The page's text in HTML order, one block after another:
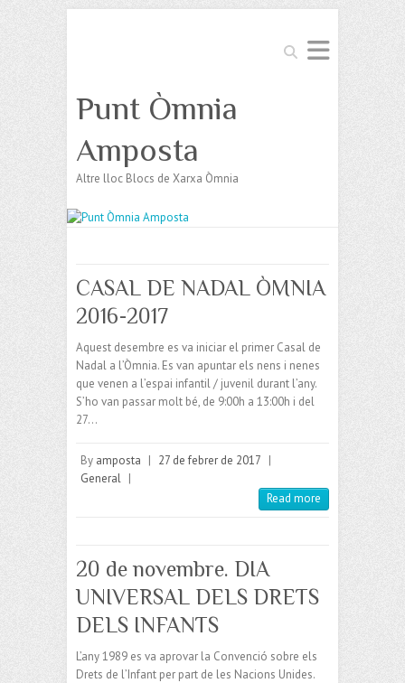
Search
Punt Òmnia
Amposta
Altre lloc Blocs de Xarxa Òmnia
CASAL DE NADAL ÒMNIA
2016-2017
Aquest desembre es va iniciar el primer Casal de
Nadal a l’Òmnia. Es van apuntar els nens i nenes
que venen a l’espai infantil / juvenil durant l’any.
S’ho van passar molt bé, de 9:00h a 13:00h i del
27…
By amposta | 27 de febrer de 2017 |
General |
Read more
20 de novembre. DIA
UNIVERSAL DELS DRETS
DELS INFANTS
L’any 1989 es va aprovar la Convenció sobre els
Drets de l’Infant per part de les Nacions Unides.